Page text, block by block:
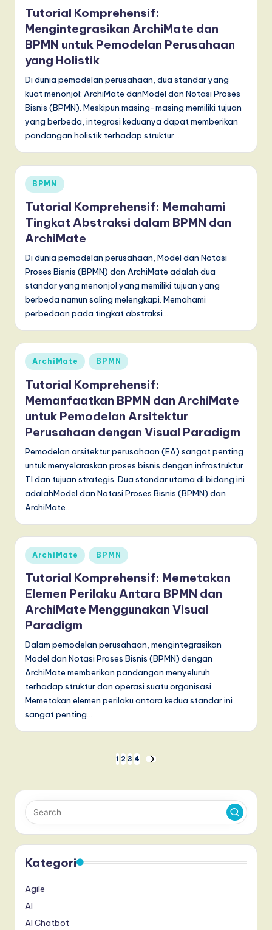
Tutorial Komprehensif:
Mengintegrasikan ArchiMate dan
BPMN untuk Pemodelan Perusahaan
yang Holistik
Di dunia pemodelan perusahaan, dua standar yang
kuat menonjol: ArchiMate danModel dan Notasi Proses
Bisnis (BPMN). Meskipun masing-masing memiliki tujuan
yang berbeda, integrasi keduanya dapat memberikan
pandangan holistik terhadap struktur…
Posted
in
BPMN
Tutorial Komprehensif: Memahami
Tingkat Abstraksi dalam BPMN dan
ArchiMate
Di dunia pemodelan perusahaan, Model dan Notasi
Proses Bisnis (BPMN) dan ArchiMate adalah dua
standar yang menonjol yang memiliki tujuan yang
berbeda namun saling melengkapi. Memahami
perbedaan pada tingkat abstraksi…
Posted
in
ArchiMate BPMN
Tutorial Komprehensif:
Memanfaatkan BPMN dan ArchiMate
untuk Pemodelan Arsitektur
Perusahaan dengan Visual Paradigm
Pemodelan arsitektur perusahaan (EA) sangat penting
untuk menyelaraskan proses bisnis dengan infrastruktur
TI dan tujuan strategis. Dua standar utama di bidang ini
adalahModel dan Notasi Proses Bisnis (BPMN) dan
ArchiMate.…
Posted
in
ArchiMate BPMN
Tutorial Komprehensif: Memetakan
Elemen Perilaku Antara BPMN dan
ArchiMate Menggunakan Visual
Paradigm
Dalam pemodelan perusahaan, mengintegrasikan
Model dan Notasi Proses Bisnis (BPMN) dengan
ArchiMate memberikan pandangan menyeluruh
terhadap struktur dan operasi suatu organisasi.
Memetakan elemen perilaku antara kedua standar ini
sangat penting…
pos
1 2 3 4
NEXT
Kategori
Agile
AI
AI Chatbot